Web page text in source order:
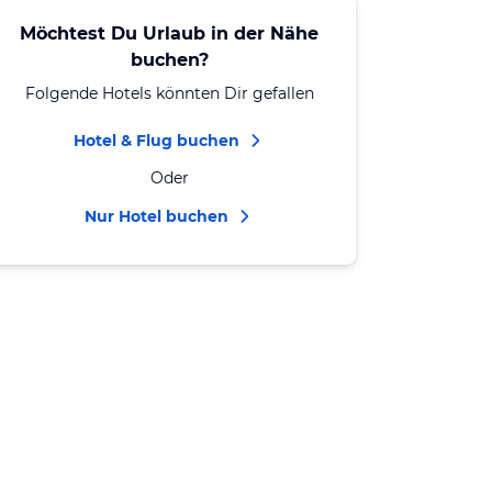
Möchtest Du Urlaub in der Nähe
buchen?
Folgende Hotels könnten Dir gefallen
Hotel & Flug buchen
Oder
Nur Hotel buchen